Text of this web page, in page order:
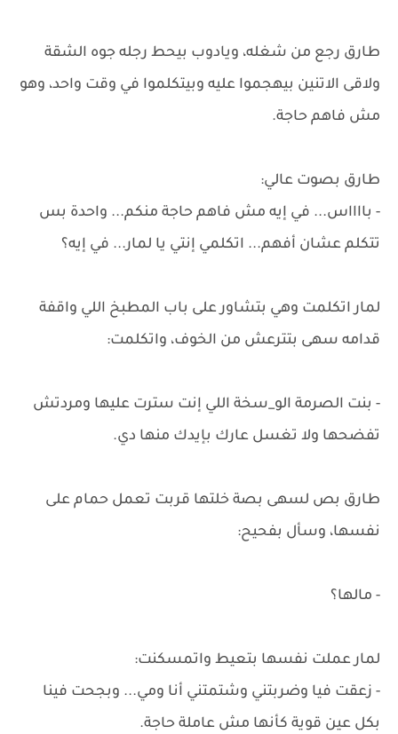
طارق رجع من شغله، ويادوب بيحط رجله جوه الشقة
ولاقى الاتنين بيهجموا عليه وبيتكلموا في وقت واحد، وهو
مش فاهم حاجة.
طارق بصوت عالي:
- بااااس... في إيه مش فاهم حاجة منكم... واحدة بس
تتكلم عشان أفهم... اتكلمي إنتي يا لمار... في إيه؟
لمار اتكلمت وهي بتشاور على باب المطبخ اللي واقفة
قدامه سهى بتترعش من الخوف، واتكلمت:
- بنت الصرمة الو_سخة اللي إنت سترت عليها ومردتش
تفضحها ولا تغسل عارك بإيدك منها دي.
طارق بص لسهى بصة خلتها قربت تعمل حمام على
نفسها، وسأل بفحيح:
- مالها؟
لمار عملت نفسها بتعيط واتمسكنت:
- زعقت فيا وضربتني وشتمتني أنا ومي... وبجحت فينا
بكل عين قوية كأنها مش عاملة حاجة.